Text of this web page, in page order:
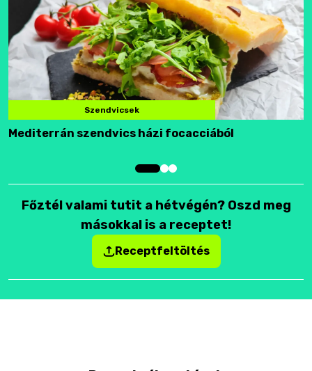
Szendvicsek
Mediterrán szendvics házi focacciából
Főztél valami tutit a hétvégén? Oszd meg
másokkal is a receptet!
Receptfeltöltés